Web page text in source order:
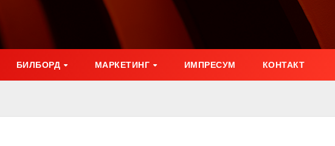
БИЛБОРД МАРКЕТИНГ ИМПРЕСУМ КОНТАКТ